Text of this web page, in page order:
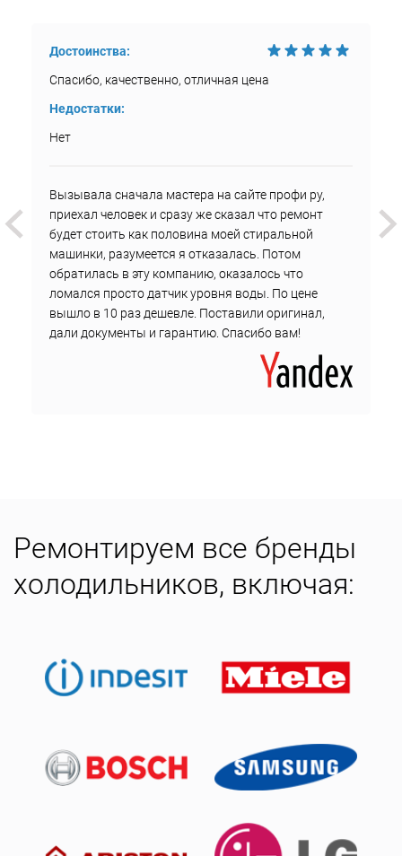
Достоинства:
Спасибо, качественно, отличная цена
Недостатки:
Нет
Вызывала сначала мастера на сайте профи ру,
приехал человек и сразу же сказал что ремонт
будет стоить как половина моей стиральной
машинки, разумеется я отказалась. Потом
обратилась в эту компанию, оказалось что
ломался просто датчик уровня воды. По цене
вышло в 10 раз дешевле. Поставили оригинал,
дали документы и гарантию. Спасибо вам!
Ремонтируем все бренды
холодильников, включая: